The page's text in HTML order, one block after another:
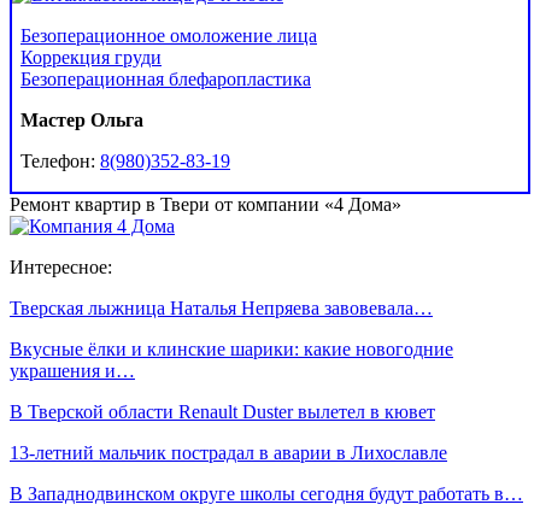
Безоперационное омоложение лица
Коррекция груди
Безоперационная блефаропластика
Мастер Ольга
Телефон: 8(980)352-83-19
Ремонт квартир в Твери от компании «4 Дома»
Интересное:
Тверская лыжница Наталья Непряева завовевала…
Вкусные ёлки и клинские шарики: какие новогодние
украшения и…
В Тверской области Renault Duster вылетел в кювет
13-летний мальчик пострадал в аварии в Лихославле
В Западнодвинском округе школы сегодня будут работать в…